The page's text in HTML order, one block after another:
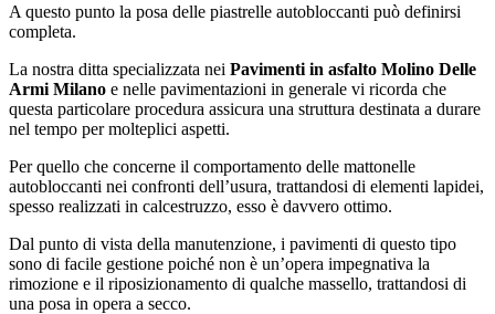
A questo punto la posa delle piastrelle autobloccanti può definirsi
completa.
La nostra ditta specializzata nei Pavimenti in asfalto Molino Delle
Armi Milano e nelle pavimentazioni in generale vi ricorda che
questa particolare procedura assicura una struttura destinata a durare
nel tempo per molteplici aspetti.
Per quello che concerne il comportamento delle mattonelle
autobloccanti nei confronti dell’usura, trattandosi di elementi lapidei,
spesso realizzati in calcestruzzo, esso è davvero ottimo.
Dal punto di vista della manutenzione, i pavimenti di questo tipo
sono di facile gestione poiché non è un’opera impegnativa la
rimozione e il riposizionamento di qualche massello, trattandosi di
una posa in opera a secco.